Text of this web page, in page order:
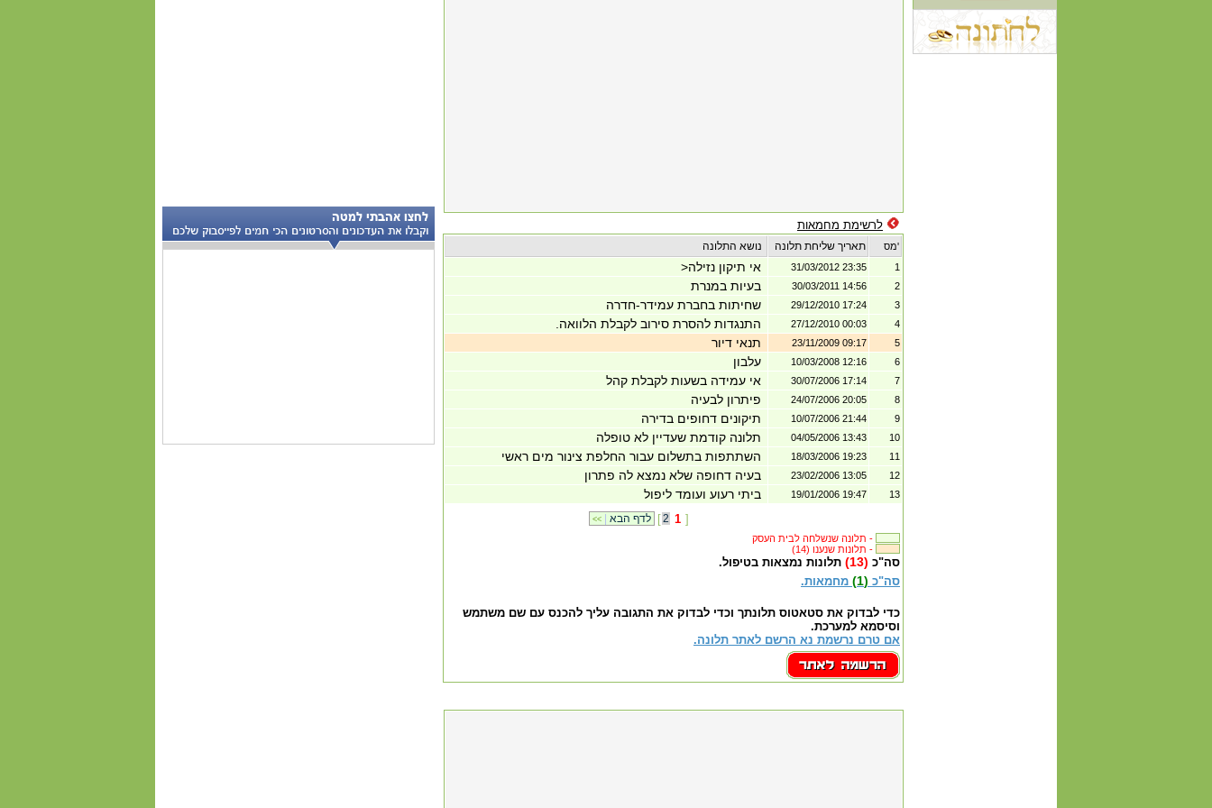
לרשימת מחמאות
תאריך שליחת תלונה מס'
אי תיקון נזילה< 31/03/2012 23:35 1
בעיות במנרת 30/03/2011 14:56 2
שחיתות בחברת עמידר-חדרה 29/12/2010 17:24 3
התנגדות להסרת סירוב לקבלת הלוואה. 27/12/2010 00:03 4
תנאי דיור 23/11/2009 09:17 5
עלבון 10/03/2008 12:16 6
אי עמידה בשעות לקבלת קהל 30/07/2006 17:14 7
פיתרון לבעיה 24/07/2006 20:05 8
תיקונים דחופים בדירה 10/07/2006 21:44 9
תלונה קודמת שעדיין לא טופלה 04/05/2006 13:43 10
השתתפות בתשלום עבור החלפת צינור מים ראשי 18/03/2006 19:23 11
בעיה דחופה שלא נמצא לה פתרון 23/02/2006 13:05 12
ביתי רעוע ועומד ליפול 19/01/2006 19:47 13
<< [2 1 ]
תלונה שנשלחה לבית העסק -
(14) תלונות שנענו -
סה"כ (13)
תלונות נמצאות בטיפול.
סה"כ (1) מחמאות.
כדי לבדוק את סטאטוס תלונתך וכדי לבדוק את התגובה עליך להכנס עם שם משתמש
וסיסמא למערכת.
אם טרם נרשמת נא הרשם לאתר תלונה.